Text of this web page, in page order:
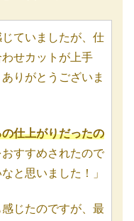
じていましたが、仕
わせカットが上手
りがとうございま
仕上がりだったの
すすめされたので
と思いました！」
感じたのですが、最